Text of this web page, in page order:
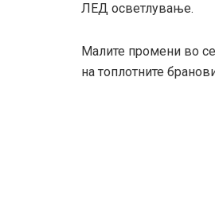
ЛЕД осветлување.
Малите промени во
на топлотните